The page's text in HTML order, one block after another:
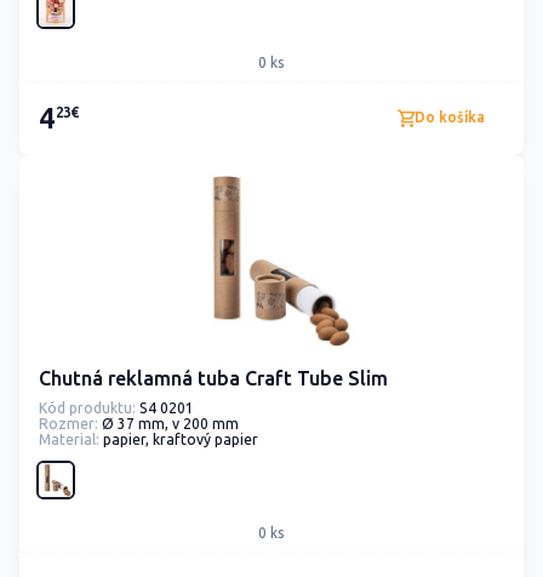
0 ks
423€ Do košíka
Chutná reklamná tuba Craft Tube Slim
Kód produktu: S4 0201
Rozmer: Ø 37 mm, v 200 mm
Material: papier, kraftový papier
0 ks